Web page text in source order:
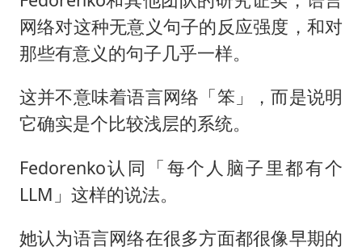
网络对这种无意义句子的反应强度，和对
那些有意义的句子几乎一样。
这并不意味着语言网络「笨」，而是说明
它确实是个比较浅层的系统。
Fedorenko认同「每个人脑子里都有个
LLM」这样的说法。
她认为语言网络在很多方面都很像早期的